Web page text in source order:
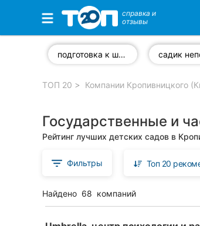
Избранные компании
Стоматологии
Ветеринарные клиники
Автошколы
Рестораны
справка и
отзывы
подготовка к школе
ТОП 20 Компании Кропивницкого
Государственные и
Рейтинг лучших детских садов в
Фильтры Топ 20
Найдено 68 компаний